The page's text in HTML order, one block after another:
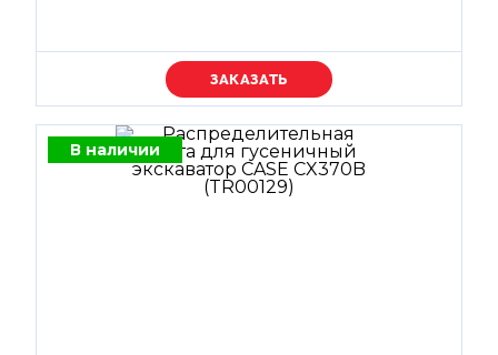
Уточняйте цену
В наличии